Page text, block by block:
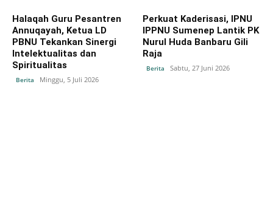
Halaqah Guru Pesantren
Annuqayah, Ketua LD
PBNU Tekankan Sinergi
Intelektualitas dan
Spiritualitas
Berita Minggu, 5 Juli 2026
Perkuat Kaderisasi, IPNU
IPPNU Sumenep Lantik PK
Nurul Huda Banbaru Gili
Raja
Berita Sabtu, 27 Juni 2026